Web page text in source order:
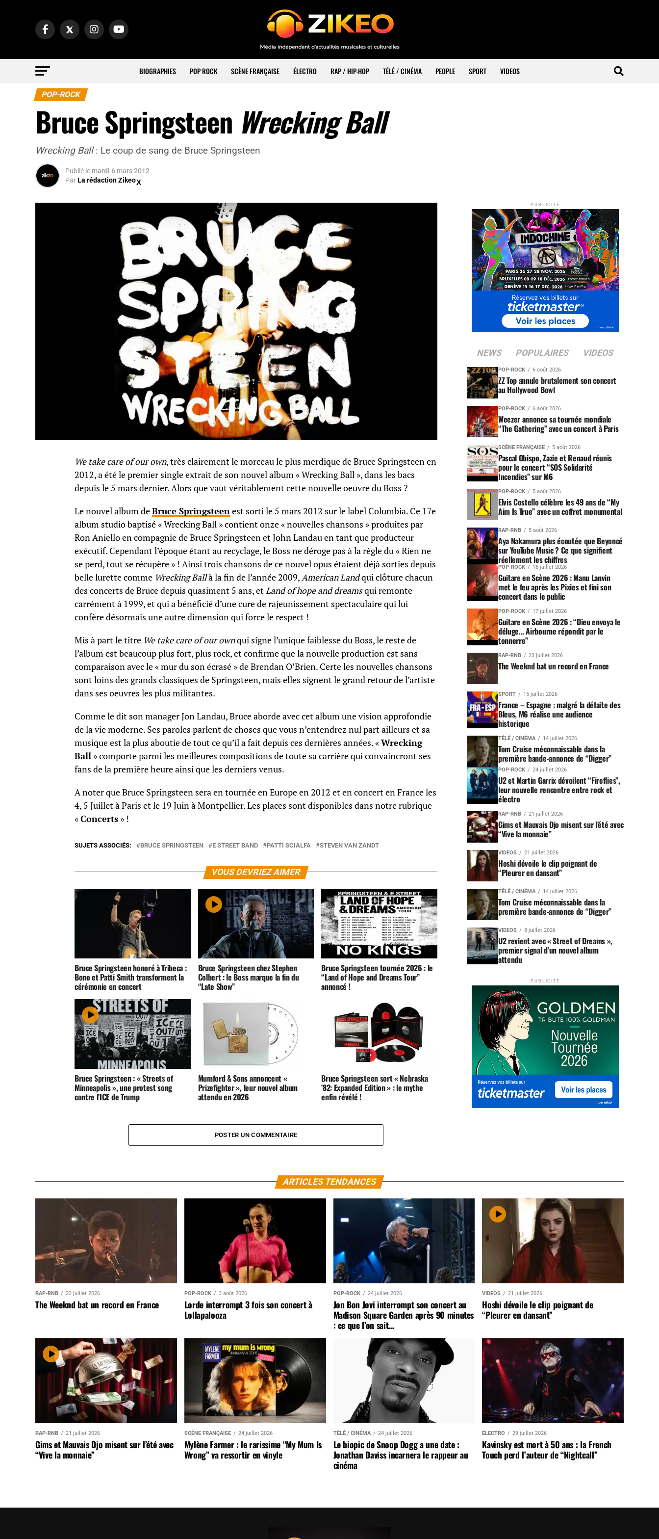
BIOGRAPHIES POP ROCK SCÈNE FRANÇAISE ÉLECTRO RAP / HIP-HOP TÉLÉ / CINÉMA PEOPLE SPORT VIDEOS
POP-ROCK
Bruce Springsteen Wrecking Ball
Wrecking Ball: Le coup de sang de Bruce Springsteen
Publié le mardi 6 mars 2012
ParLa rédaction Zikeo
We take care of our own, très clairement le morceau le plus merdique de Bruce Springsteen en
2012, a été le premier single extrait de son nouvel album « Wrecking Ball », dans les bacs
depuis le 5 mars dernier. Alors que vaut véritablement cette nouvelle oeuvre du Boss ?
Le nouvel album deBruce Springsteenest sorti le 5 mars 2012 sur le label Columbia. Ce 17e
album studio baptisé « Wrecking Ball » contient onze « nouvelles chansons » produites par
Ron Aniello en compagnie de Bruce Springsteen et John Landau en tant que producteur
exécutif. Cependant l’époque étant au recyclage, le Boss ne déroge pas à la règle du « Rien ne
se perd, tout se récupère » ! Ainsi trois chansons de ce nouvel opus étaient déjà sorties depuis
belle lurette comme Wrecking Ballà la fin de l’année 2009,American Landqui clôture chacun
des concerts de Bruce depuis quasiment 5 ans, etLand of hope and dreamsqui remonte
carrément à 1999, et qui a bénéficié d’une cure de rajeunissement spectaculaire qui lui
confère désormais une autre dimension qui force le respect !
Mis à part le titre We take care of our ownqui signe l’unique faiblesse du Boss, le reste de
l’album est beaucoup plus fort, plus rock, et confirme que la nouvelle production est sans
comparaison avec le « mur du son écrasé » de Brendan O’Brien. Certe les nouvelles chansons
sont loins des grands classiques de Springsteen, mais elles signent le grand retour de l’artiste
dans ses oeuvres les plus militantes.
Comme le dit son manager Jon Landau, Bruce aborde avec cet album une vision approfondie
de la vie moderne. Ses paroles parlent de choses que vous n’entendrez nul part ailleurs et sa
musique est la plus aboutie de tout ce qu’il a fait depuis ces dernières années. «Wrecking
Ball » comporte parmi les meilleures compositions de toute sa carrière qui convaincront ses
fans de la première heure ainsi que les derniers venus.
A noter que Bruce Springsteen sera en tournée en Europe en 2012 et en concert en France les
4, 5 Juillet à Paris et le 19 Juin à Montpellier. Les places sont disponibles dans notre rubrique
«Concerts » !
SUJETS ASSOCIÉS: BRUCE SPRINGSTEEN E STREET BAND PATTI SCIALFA STEVEN VAN ZANDT
VOUS DEVRIEZ AIMER
Bruce Springsteen honoré à Tribeca :
Bono et Patti Smith transforment la
cérémonie en concert
Bruce Springsteen chez Stephen
Colbert : le Boss marque la fin du
“Late Show”
Bruce Springsteen tournée 2026 : le
“Land of Hope and Dreams Tour”
annoncé !
Bruce Springsteen : « Streets of
Minneapolis », une protest song
contre l’ICE de Trump
Mumford & Sons annoncent «
Prizefighter », leur nouvel album
attendu en 2026
Bruce Springsteen sort « Nebraska
’82: Expanded Edition » : le mythe
enfin révélé !
POSTER UN COMMENTAIRE
PUBLICITÉ
NEWS POPULAIRES VIDEOS
POP-ROCK 6 août 2026
ZZ Top annule brutalement son concert
au Hollywood Bowl
POP-ROCK 6 août 2026
Weezer annonce sa tournée mondiale
“The Gathering” avec un concert à Paris
SCÈNE FRANÇAISE 5 août 2026
Pascal Obispo, Zazie et Renaud réunis
pour le concert “SOS Solidarité
Incendies” sur M6
POP-ROCK 5 août 2026
Elvis Costello célèbre les 49 ans de “My
Aim Is True” avec un coffret monumental
RAP-RNB 5 août 2026
Aya Nakamura plus écoutée que Beyoncé
sur YouTube Music ? Ce que signifient
réellement les chiffres
POP-ROCK 16 juillet 2026
Guitare en Scène 2026 : Manu Lanvin
met le feu après les Pixies et fini son
concert dans le public
POP-ROCK 17 juillet 2026
Guitare en Scène 2026 : “Dieu envoya le
déluge… Airbourne répondit par le
tonnerre”
RAP-RNB 23 juillet 2026
The Weeknd bat un record en France
SPORT 15 juillet 2026
France – Espagne : malgré la défaite des
Bleus, M6 réalise une audience
historique
TÉLÉ / CINÉMA 14 juillet 2026
Tom Cruise méconnaissable dans la
première bande-annonce de “Digger”
POP-ROCK 24 juillet 2026
U2 et Martin Garrix dévoilent “Fireflies”,
leur nouvelle rencontre entre rock et
électro
RAP-RNB 21 juillet 2026
Gims et Mauvais Djo misent sur l’été avec
“Vive la monnaie”
VIDEOS 21 juillet 2026
Hoshi dévoile le clip poignant de
“Pleurer en dansant”
TÉLÉ / CINÉMA 14 juillet 2026
Tom Cruise méconnaissable dans la
première bande-annonce de “Digger”
VIDEOS 8 juillet 2026
U2 revient avec « Street of Dreams »,
premier signal d’un nouvel album
attendu
PUBLICITÉ
ARTICLES TENDANCES
RAP-RNB 23 juillet 2026
The Weeknd bat un record en France
POP-ROCK 3 août 2026
Lorde interrompt 3 fois son concert à
Lollapalooza
POP-ROCK 24 juillet 2026
Jon Bon Jovi interrompt son concert au
Madison Square Garden après 90 minutes
: ce que l’on sait…
VIDEOS 21 juillet 2026
Hoshi dévoile le clip poignant de
“Pleurer en dansant”
RAP-RNB 21 juillet 2026
Gims et Mauvais Djo misent sur l’été avec
“Vive la monnaie”
SCÈNE FRANÇAISE 24 juillet 2026
Mylène Farmer : le rarissime “My Mum Is
Wrong” va ressortir en vinyle
TÉLÉ / CINÉMA 24 juillet 2026
Le biopic de Snoop Dogg a une date :
Jonathan Daviss incarnera le rappeur au
cinéma
ÉLECTRO 29 juillet 2026
Kavinsky est mort à 50 ans : la French
Touch perd l’auteur de “Nightcall”